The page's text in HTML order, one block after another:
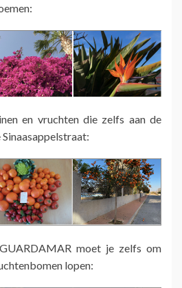
en vruchten die zelfs aan de
moet je zelfs om
lopen: